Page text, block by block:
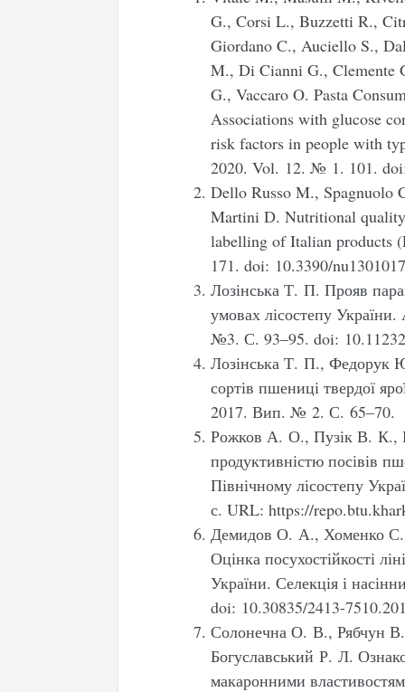
G., Corsi L., Buzzetti R.,
Giordano C., Auciello S.,
M., Di Cianni G., Clemente
G., Vaccaro O. Pasta
Associations with glucose
risk factors in people with
2020. Vol. 12. № 1. 101.
Dello Russo M.,
Martini D. Nutritional
labelling of Italian products
171. doi: 10.3390/
Лозінська Т. П. Прояв
умовах лісостепу
№3. С. 93–95. doi:
Лозінська Т. П., Федорук
сортів пшениці твердої
2017. Вип. № 2. С. 65–70.
Рожков А. О., Пузік В. К.,
продуктивністю посівів
Північному лісостепу
с. URL: https://
Демидов О. А., Хоменко
Оцінка посухостійкості
України. Селекція і
doi: 10.30835/2413-
Солонечна О. В., Рябчун
Богуславський Р. Л.
макаронними